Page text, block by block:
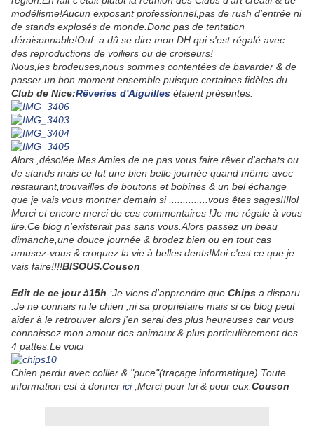
modélisme!Aucun exposant professionnel,pas de rush d'entrée ni
de stands explosés de monde.Donc pas de tentation
déraisonnable!Ouf a dû se dire mon DH qui s'est régalé avec
des reproductions de voiliers ou de croiseurs!
Nous,les brodeuses,nous sommes contentées de bavarder & de
passer un bon moment ensemble puisque certaines fidèles du
Club de Nice:Rêveries d'Aiguilles étaient présentes.
Alors ,désolée Mes Amies de ne pas vous faire rêver d'achats ou
de stands mais ce fut une bien belle journée quand même avec
restaurant,trouvailles de boutons et bobines & un bel échange
que je vais vous montrer demain si ..............vous êtes sages!!!lol
Merci et encore merci de ces commentaires !Je me régale à vous
lire.Ce blog n'existerait pas sans vous.Alors passez un beau
dimanche,une douce journée & brodez bien ou en tout cas
amusez-vous & croquez la vie à belles dents!Moi c'est ce que je
vais faire!!!!BISOUS.Couson
Edit de ce jour à15h :Je viens d'apprendre que Chips a disparu
.Je ne connais ni le chien ,ni sa propriétaire mais si ce blog peut
aider à le retrouver alors j'en serai des plus heureuses car vous
connaissez mon amour des animaux & plus particulièrement des
4 pattes.Le voici
Chien perdu avec collier & "puce"(traçage informatique).Toute
information est à donner ici;Merci pour lui & pour eux. Couson